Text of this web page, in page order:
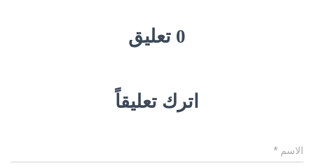
0 تعليق
اترك تعليقاً
الاسم *